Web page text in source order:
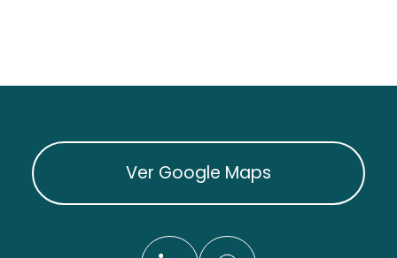
Ver Google Maps